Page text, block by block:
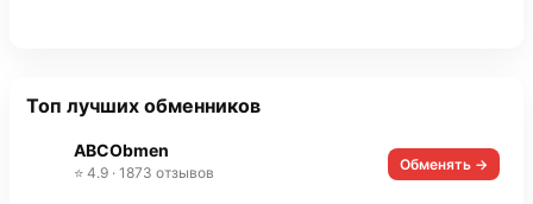
Топ лучших обменников
ABCObmen
⭐ 4.9 · 1873 отзывов Обменять →